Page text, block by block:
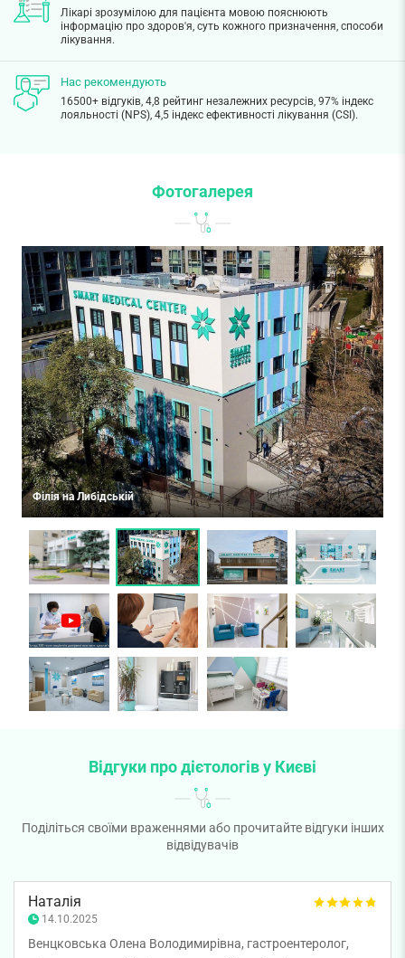
Лікарі зрозумілою для пацієнта мовою пояснюють
інформацію про здоров'я, суть кожного призначення, способи
лікування.
Нас рекомендують
16500+ відгуків, 4,8 рейтинг незалежних ресурсів, 97% індекс
лояльності (NPS), 4,5 індекс ефективності лікування (CSI).
Фотогалерея
Філія на Либідській
Відгуки про дієтологів у Києві
Поділіться своїми враженнями або прочитайте відгуки інших
відвідувачів
Наталія
14.10.2025
Венцковська Олена Володимирівна, гастроентеролог,